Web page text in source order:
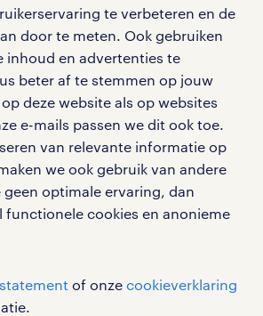
te verbeteren en de
door te meten. Ook gebruiken
inhoud en advertenties te
beter af te stemmen op jouw
deze website als op websites
e-mails passen we dit ook toe.
van relevante informatie op
we ook gebruik van andere
geen optimale ervaring, dan
functionele cookies en anonieme
of onze cookieverklaring
en inspiratie.
FORWARD en SHAPING THE
zijn geregistreerde